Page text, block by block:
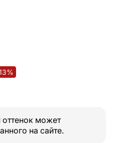
%
оттенок может
на сайте.